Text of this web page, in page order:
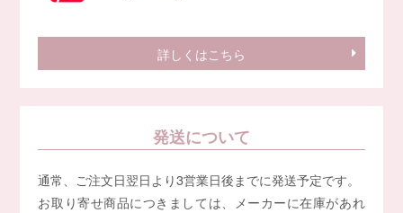
詳しくはこちら
発送について
通常、ご注文日翌日より3営業日後までに発送予定です。
お取り寄せ商品につきましては、メーカーに在庫があれ